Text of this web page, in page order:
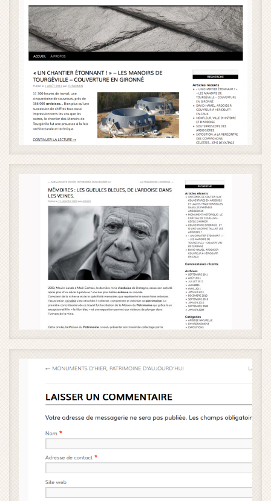
Ardoises naturelles - image 1 / 4
Ardoises naturelles - image 2 / 4